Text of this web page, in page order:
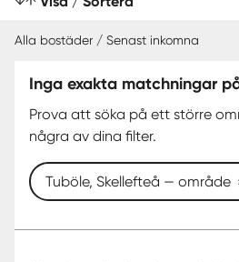
Alla bostäder / Senast inkomna
Inga exakta matchningar
Prova att söka på ett större
några av dina filter.
Tuböle, Skellefteå — område